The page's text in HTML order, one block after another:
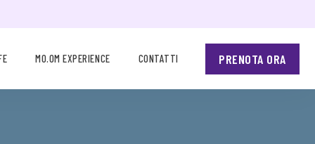
MO.OM EXPERIENCE CONTATTI PRENOTA ORA